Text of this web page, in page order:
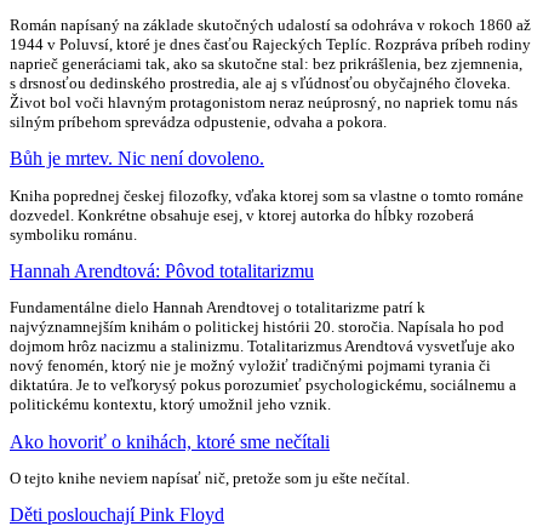
Román napísaný na základe skutočných udalostí sa odohráva v rokoch 1860 až
1944 v Poluvsí, ktoré je dnes časťou Rajeckých Teplíc. Rozpráva príbeh rodiny
naprieč generáciami tak, ako sa skutočne stal: bez prikrášlenia, bez zjemnenia,
s drsnosťou dedinského prostredia, ale aj s vľúdnosťou obyčajného človeka.
Život bol voči hlavným protagonistom neraz neúprosný, no napriek tomu nás
silným príbehom sprevádza odpustenie, odvaha a pokora.
Bůh je mrtev. Nic není dovoleno.
Kniha poprednej českej filozofky, vďaka ktorej som sa vlastne o tomto románe
dozvedel. Konkrétne obsahuje esej, v ktorej autorka do hĺbky rozoberá
symboliku románu.
Hannah Arendtová: Pôvod totalitarizmu
Fundamentálne dielo Hannah Arendtovej o totalitarizme patrí k
najvýznamnejším knihám o politickej histórii 20. storočia. Napísala ho pod
dojmom hrôz nacizmu a stalinizmu. Totalitarizmus Arendtová vysvetľuje ako
nový fenomén, ktorý nie je možný vyložiť tradičnými pojmami tyrania či
diktatúra. Je to veľkorysý pokus porozumieť psychologickému, sociálnemu a
politickému kontextu, ktorý umožnil jeho vznik.
Ako hovoriť o knihách, ktoré sme nečítali
O tejto knihe neviem napísať nič, pretože som ju ešte nečítal.
Děti poslouchají Pink Floyd